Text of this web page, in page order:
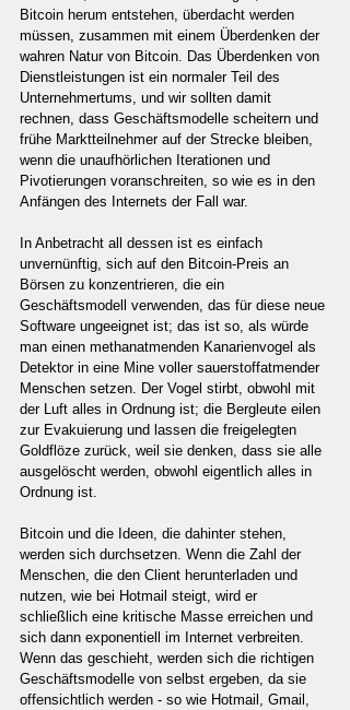
Bitcoin herum entstehen, überdacht werden
müssen, zusammen mit einem Überdenken der
wahren Natur von Bitcoin. Das Überdenken von
Dienstleistungen ist ein normaler Teil des
Unternehmertums, und wir sollten damit
rechnen, dass Geschäftsmodelle scheitern und
frühe Marktteilnehmer auf der Strecke bleiben,
wenn die unaufhörlichen Iterationen und
Pivotierungen voranschreiten, so wie es in den
Anfängen des Internets der Fall war.
In Anbetracht all dessen ist es einfach
unvernünftig, sich auf den Bitcoin-Preis an
Börsen zu konzentrieren, die ein
Geschäftsmodell verwenden, das für diese neue
Software ungeeignet ist; das ist so, als würde
man einen methanatmenden Kanarienvogel als
Detektor in eine Mine voller sauerstoffatmender
Menschen setzen. Der Vogel stirbt, obwohl mit
der Luft alles in Ordnung ist; die Bergleute eilen
zur Evakuierung und lassen die freigelegten
Goldflöze zurück, weil sie denken, dass sie alle
ausgelöscht werden, obwohl eigentlich alles in
Ordnung ist.
Bitcoin und die Ideen, die dahinter stehen,
werden sich durchsetzen. Wenn die Zahl der
Menschen, die den Client herunterladen und
nutzen, wie bei Hotmail steigt, wird er
schließlich eine kritische Masse erreichen und
sich dann exponentiell im Internet verbreiten.
Wenn das geschieht, werden sich die richtigen
Geschäftsmodelle von selbst ergeben, da sie
offensichtlich werden - so wie Hotmail, Gmail,